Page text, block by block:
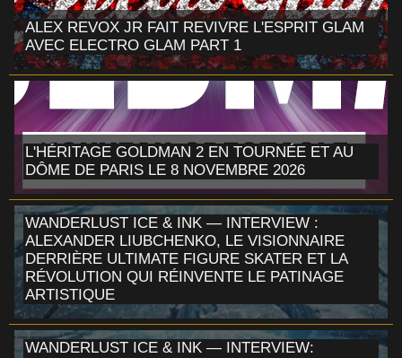
ALEX REVOX JR FAIT REVIVRE L'ESPRIT GLAM
AVEC ELECTRO GLAM PART 1
L'HÉRITAGE GOLDMAN 2 EN TOURNÉE ET AU
DÔME DE PARIS LE 8 NOVEMBRE 2026
WANDERLUST ICE & INK — INTERVIEW :
ALEXANDER LIUBCHENKO, LE VISIONNAIRE
DERRIÈRE ULTIMATE FIGURE SKATER ET LA
RÉVOLUTION QUI RÉINVENTE LE PATINAGE
ARTISTIQUE
WANDERLUST ICE & INK — INTERVIEW: